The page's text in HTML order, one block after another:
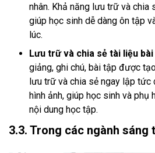
nhân. Khả năng lưu trữ và chia
giúp học sinh dễ dàng ôn tập
lúc.
Lưu trữ và chia sẻ tài liệu
giảng, ghi chú, bài tập được
lưu trữ và chia sẻ ngay lập tức
hình ảnh, giúp học sinh và phụ
nội dung học tập.
3.3. Trong các ngành sáng